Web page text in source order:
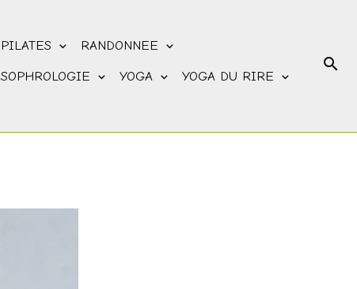
PILATES RANDONNEE
SOPHROLOGIE YOGA YOGA DU RIRE